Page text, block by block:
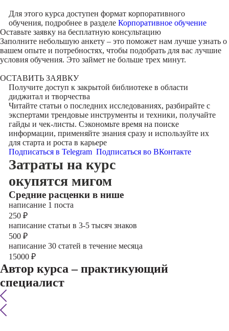
Для этого курса доступен формат корпоративного
обучения, подробнее в разделе Корпоративное обучение
Оставьте заявку на бесплатную консультацию
Заполните небольшую анкету – это поможет нам лучше узнать о
вашем опыте и потребностях, чтобы подобрать для вас лучшие
условия обучения. Это займет не больше трех минут.
ОСТАВИТЬ ЗАЯВКУ
Получите доступ к закрытой библиотекев области
диджитал и творчества
Читайте статьи о последних исследованиях, разбирайте с
экспертами трендовые инструменты и техники, получайте
гайды и чек-листы. Сэкономьте время на поиске
информации, применяйте знания сразу и используйте их
для старта и роста в карьере
Подписаться в Telegram Подписаться во ВКонтакте
Затраты на курс
окупятся мигом
Cредние расценки в нише
написание 1 поста
250 ₽
написание статьи в 3-5 тысяч знаков
500 ₽
написание 30 статей в течение месяца
15000 ₽
Автор курса – практикующий
специалист